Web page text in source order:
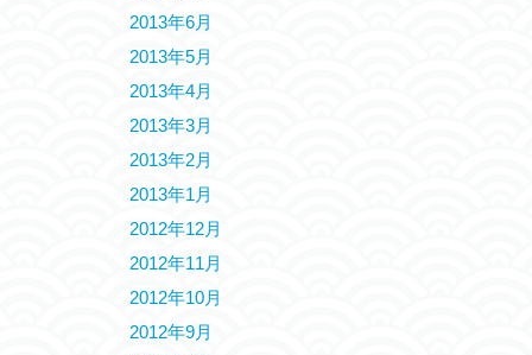
2013年6月
2013年5月
2013年4月
2013年3月
2013年2月
2013年1月
2012年12月
2012年11月
2012年10月
2012年9月